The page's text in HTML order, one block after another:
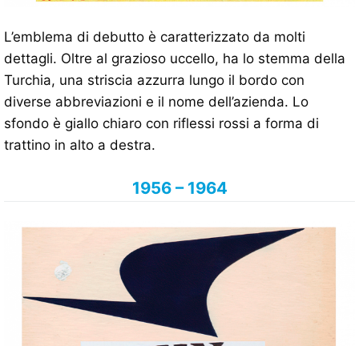
L’emblema di debutto è caratterizzato da molti
dettagli. Oltre al grazioso uccello, ha lo stemma della
Turchia, una striscia azzurra lungo il bordo con
diverse abbreviazioni e il nome dell’azienda. Lo
sfondo è giallo chiaro con riflessi rossi a forma di
trattino in alto a destra.
1956 – 1964